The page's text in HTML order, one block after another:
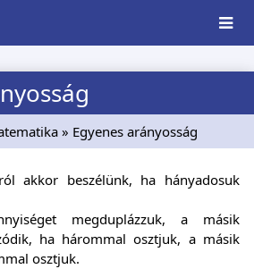
» Egyenes arányosság
akkor beszélünk, ha hányadosuk
megduplázzuk, a másik
ha hárommal osztjuk, a másik
osztjuk.